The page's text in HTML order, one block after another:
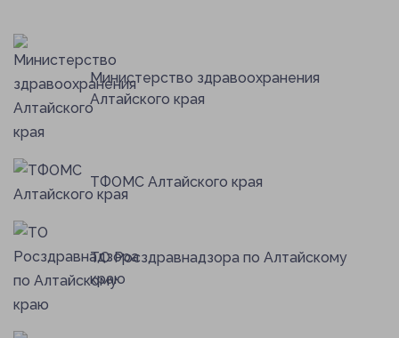
Министерство здравоохранения
Алтайского края
ТФОМС Алтайского края
ТО Росздравнадзора по Алтайскому
краю